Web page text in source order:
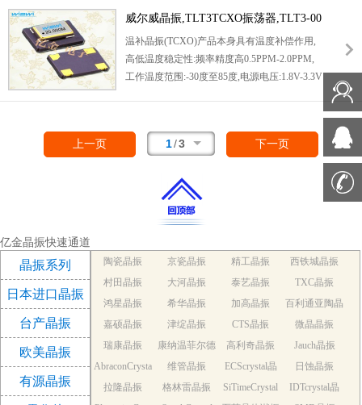
安装和高温回流焊设计,Optionable待机输出三
态输出功能,电源电压范围:1.8V~5V,高稳定性,
低抖动,低功耗,主要应用领域:无线通讯,高端智
能手机,平板笔记本WLAN,蓝牙,数码相机,DSL
威尔威晶振,TLT3TCXO振荡器,TLT3-00
032X-CP3RX晶振
温补晶振(TCXO)产品本身具有温度补偿作用,
高低温度稳定性:频率精度高0.5PPM-2.0PPM,
工作温度范围:-30度至85度,电源电压:1.8V-3.3V
赫,38.4兆赫,40兆赫,因产品性能稳定,精度高等
优势,被广泛应用到一些比较高端的数码通讯产
蜂窝和无线通信等产品,符合RoHS/无铅.
上一页 1/3 下一页
亿金晶振快速通道
晶振系列
日本进口晶振
台产晶振
欧美晶振
有源晶振
陶瓷晶振 京瓷晶振 精工晶振
西铁城晶振
村田晶振
大河晶振 泰艺晶振
TXC晶振
鸿星晶振
希华晶振 加高晶振
百利通亚陶晶
振
嘉硕晶振 津绽晶振 CTS晶振
微晶晶振
瑞康晶振
康纳温菲尔德
晶振
高利奇晶振
Jauch晶振
AbraconCrysta
l晶振
维管晶振
ECScrystal晶
振
日蚀晶振
拉隆晶振
格林雷晶振
SiTimeCrystal
IDTcrystal晶